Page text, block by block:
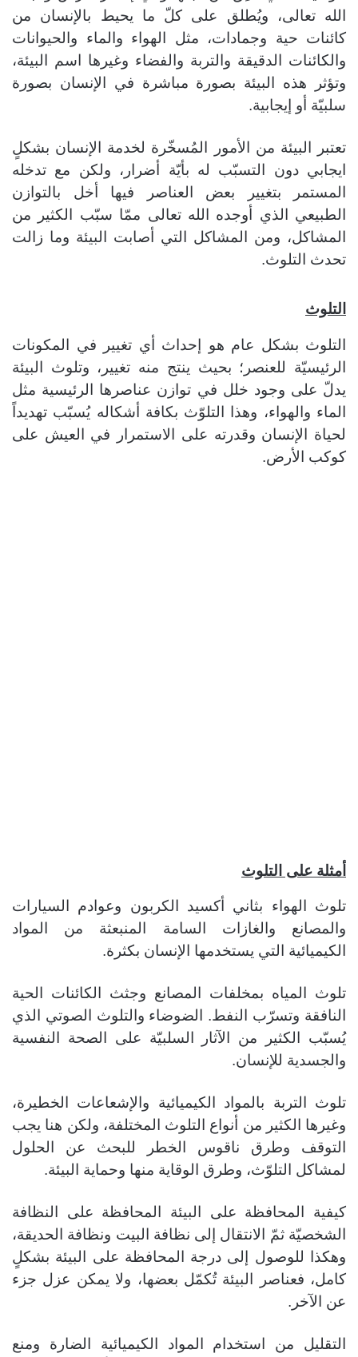
الله تعالى، ويُطلق على كلّ ما يحيط بالإنسان من
كائنات حية وجمادات، مثل الهواء والماء والحيوانات
والكائنات الدقيقة والتربة والفضاء وغيرها اسم البيئة،
وتؤثر هذه البيئة بصورة مباشرة في الإنسان بصورة
سلبيّة أو إيجابية.
تعتبر البيئة من الأمور المُسخّرة لخدمة الإنسان بشكلٍ
ايجابي دون التسبّب له بأيّة أضرار، ولكن مع تدخله
المستمر بتغيير بعض العناصر فيها أخل بالتوازن
الطبيعي الذي أوجده الله تعالى ممّا سبّب الكثير من
المشاكل، ومن المشاكل التي أصابت البيئة وما زالت
تحدث التلوث.
التلوث
التلوث بشكل عام هو إحداث أي تغيير في المكونات
الرئيسيّة للعنصر؛ بحيث ينتج منه تغيير، وتلوث البيئة
يدلّ على وجود خلل في توازن عناصرها الرئيسية مثل
الماء والهواء، وهذا التلوّث بكافة أشكاله يُسبّب تهديداً
لحياة الإنسان وقدرته على الاستمرار في العيش على
كوكب الأرض.
أمثلة على التلوث
تلوث الهواء بثاني أكسيد الكربون وعوادم السيارات
والمصانع والغازات السامة المنبعثة من المواد
الكيميائية التي يستخدمها الإنسان بكثرة.
تلوث المياه بمخلفات المصانع وجثث الكائنات الحية
النافقة وتسرّب النفط. الضوضاء والتلوث الصوتي الذي
يُسبّب الكثير من الآثار السلبيّة على الصحة النفسية
والجسدية للإنسان.
تلوث التربة بالمواد الكيميائية والإشعاعات الخطيرة،
وغيرها الكثير من أنواع التلوث المختلفة، ولكن هنا يجب
التوقف وطرق ناقوس الخطر للبحث عن الحلول
لمشاكل التلوّث، وطرق الوقاية منها وحماية البيئة.
كيفية المحافظة على البيئة المحافظة على النظافة
الشخصيّة ثمّ الانتقال إلى نظافة البيت ونظافة الحديقة،
وهكذا للوصول إلى درجة المحافظة على البيئة بشكلٍ
كامل، فعناصر البيئة تُكمّل بعضها، ولا يمكن عزل جزء
عن الآخر.
التقليل من استخدام المواد الكيميائية الضارة ومنع